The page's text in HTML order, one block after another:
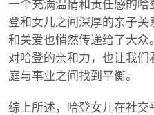
一个充满温情和责任感的
登和女儿之间深厚的亲子
和关爱也悄然传递给了大
对哈登的亲和力，也让我
庭与事业之间找到平衡。
综上所述，哈登女儿在社